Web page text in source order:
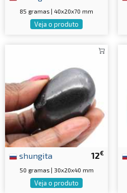
85 gramas | 40x20x70 mm
Veja o produto
12€
shungita
50 gramas | 30x20x40 mm
Veja o produto